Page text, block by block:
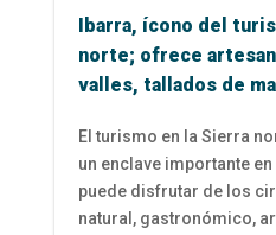
Ibarra, ícono del
norte; ofrece
valles, tallados de
El turismo en la Sierra
un enclave importante
puede disfrutar de los
natural, gastronómico,